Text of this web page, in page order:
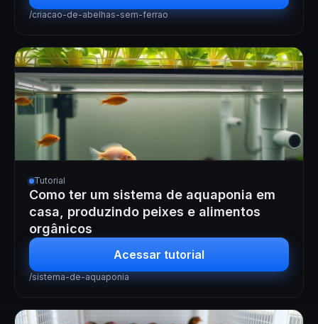
/criacao-de-abelhas-sem-ferrao
Tutorial
Como ter um sistema de aquaponia em
casa, produzindo peixes e alimentos
orgânicos
Acessar tutorial
/sistema-de-aquaponia